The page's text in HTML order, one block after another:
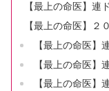
【最上の命医】連
【最上の命医】２
【最上の命医】
【最上の命医】
【最上の命医】